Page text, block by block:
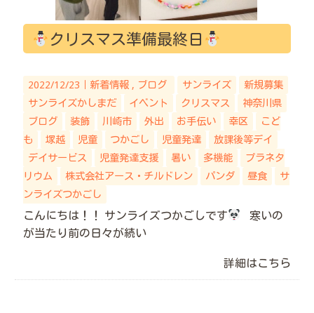
クリスマス準備最終日
2022/12/23｜ 新着情報 ブログ サンライズ
新規募集
サンライズかしまだ
イベント クリスマス
神奈川県
ブログ
装飾 川崎市 外出 お手伝い 幸区
こど
も
塚越 児童 つかごし 児童発達
放課後等デイ
デイサービス
児童発達支援 暑い 多機能
プラネタ
リウム
株式会社アース・チルドレン パンダ 昼食
サ
ンライズつかごし
こんにちは！！ サンライズつかごしです
寒いの
が当たり前の日々が続い
詳細はこちら